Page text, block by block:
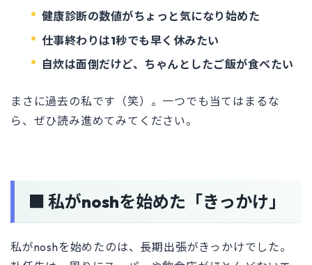
健康診断の数値がちょっと気になり始めた
仕事終わりは1秒でも早く休みたい
自炊は面倒だけど、ちゃんとしたご飯が食べたい
まさに過去の私です（笑）。一つでも当てはまるな
ら、ぜひ読み進めてみてください。
■ 私がnoshを始めた「きっかけ」
私がnoshを始めたのは、長期出張がきっかけでした。